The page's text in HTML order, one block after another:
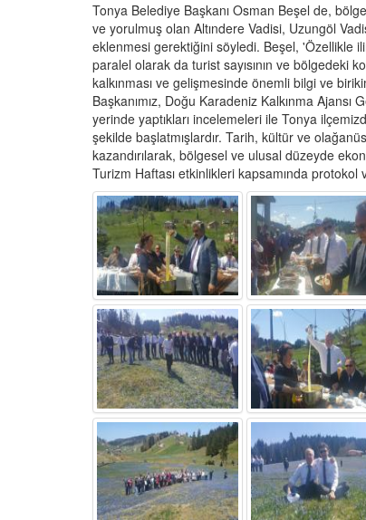
Tonya Belediye Başkanı Osman Beşel de,
ve yorulmuş olan Altındere Vadisi, Uzungöl
eklenmesi gerektiğini söyledi. Beşel, 'Özellikle
paralel olarak da turist sayısının ve bölgedeki
kalkınması ve gelişmesinde önemli bilgi ve
Başkanımız, Doğu Karadeniz Kalkınma
yerinde yaptıkları incelemeleri ile Tonya
şekilde başlatmışlardır. Tarih, kültür ve
kazandırılarak, bölgesel ve ulusal düzeyde
Turizm Haftası etkinlikleri kapsamında